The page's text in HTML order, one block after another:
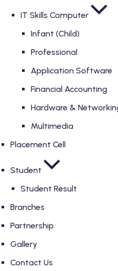
IT Skills Computer
Infant (Child)
Professional
Application Software
Financial Accounting
Hardware &
Multimedia
Placement Cell
Student
Student Result
Branches
Partnership
Gallery
Contact Us